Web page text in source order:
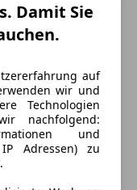
Damit Sie
auf
wir und
Technologien
nachfolgend:
und
Adressen) zu